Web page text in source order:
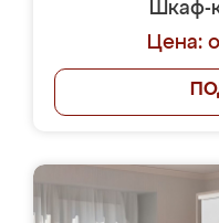
Шкаф-
Цена: